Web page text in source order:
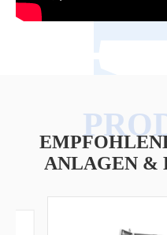
ANLAGEN &